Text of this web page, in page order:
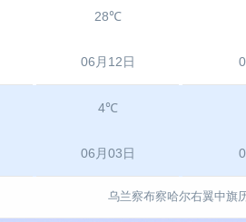
28℃
06月12日
4℃
06月03日
乌兰察布察哈尔右翼中旗